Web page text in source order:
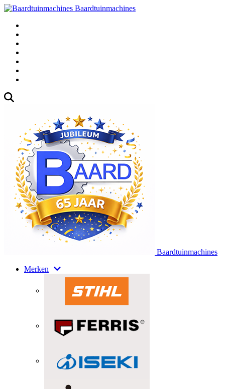
Baardtuinmachines
Baardtuinmachines
Merken